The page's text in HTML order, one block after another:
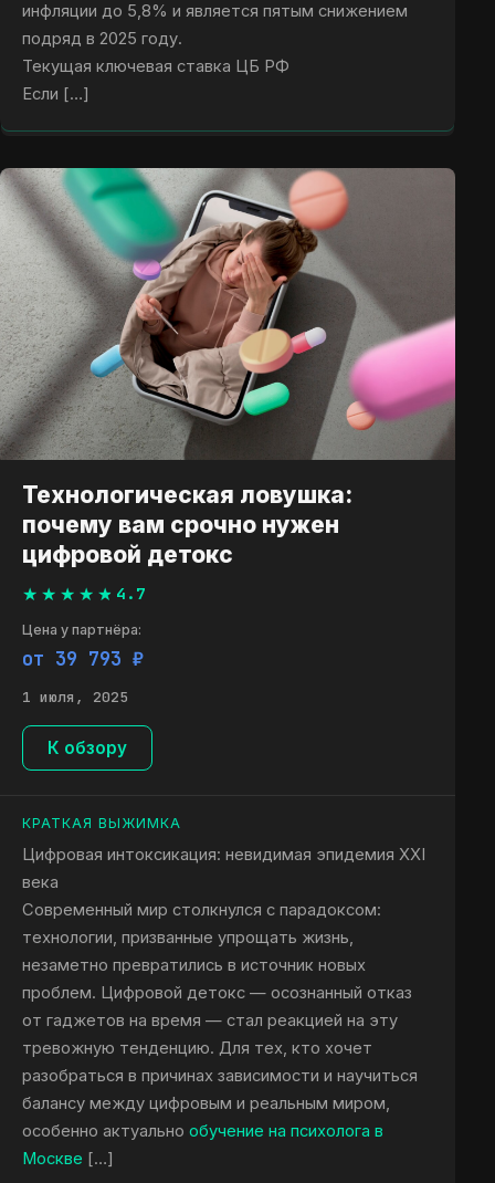
инфляции до 5,8% и является пятым снижением
подряд в 2025 году.
Текущая ключевая ставка ЦБ РФ
Если […]
Технологическая ловушка:
почему вам срочно нужен
цифровой детокс
4.7
Цена у партнёра:
от 39 873 ₽
1 июля, 2025
К обзору
КРАТКАЯ ВЫЖИМКА
Цифровая интоксикация: невидимая эпидемия XXI
века
Современный мир столкнулся с парадоксом:
технологии, призванные упрощать жизнь,
незаметно превратились в источник новых
проблем. Цифровой детокс — осознанный отказ
от гаджетов на время — стал реакцией на эту
тревожную тенденцию. Для тех, кто хочет
разобраться в причинах зависимости и научиться
балансу между цифровым и реальным миром,
особенно актуально обучение на психолога в
Москве […]